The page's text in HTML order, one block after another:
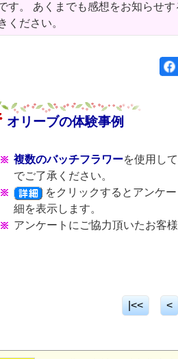
す。 あくまでも感想をお知らせ
ください。
オリーブの体験事例
複数のバッチフラワーを使用し
でご了承ください。
をクリックするとアンケ
細を表示します。
アンケートにご協力頂いたお客
|<< <